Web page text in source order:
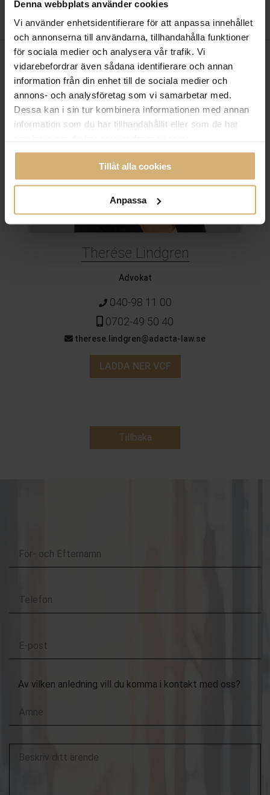
Denna webbplats använder cookies
Vi använder enhetsidentifierare för att anpassa innehållet
och annonserna till användarna, tillhandahålla funktioner
för sociala medier och analysera vår trafik. Vi
vidarebefordrar även sådana identifierare och annan
information från din enhet till de sociala medier och
annons- och analysföretag som vi samarbetar med.
Dessa kan i sin tur kombinera informationen med annan
information som du har tillhandahållit eller som de har
Tillåt alla cookies
Anpassa
Therése Lindgren
Advokat
040-98 11 00
0702-49 50 40
therese.lindgren@adacta-law.se
LADDA NER VCF
Tillbaka
och
post
Av vilken anledning vill du komma i kontakt med oss?